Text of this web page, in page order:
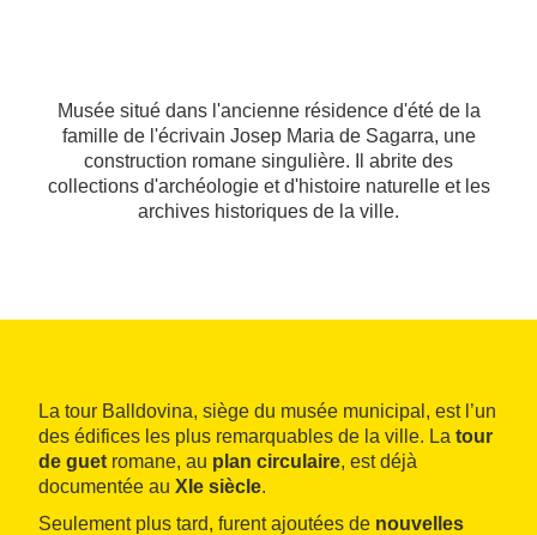
Musée situé dans l'ancienne résidence d'été de la
famille de l'écrivain Josep Maria de Sagarra, une
construction romane singulière. Il abrite des
collections d'archéologie et d'histoire naturelle et les
archives historiques de la ville.
La tour Balldovina, siège du musée municipal, est l’un
des édifices les plus remarquables de la ville. La tour
de guet romane, au plan circulaire, est déjà
documentée au XIe siècle.
Seulement plus tard, furent ajoutées de nouvelles